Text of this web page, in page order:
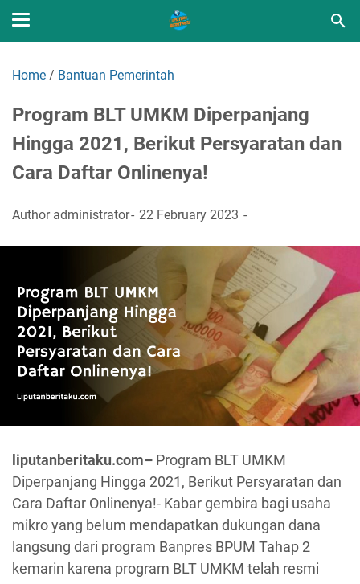
Home / Bantuan Pemerintah
Program BLT UMKM Diperpanjang
Hingga 2021, Berikut Persyaratan dan
Cara Daftar Onlinenya!
Author administrator 22 February 2023
liputanberitaku.com– Program BLT UMKM
Diperpanjang Hingga 2021, Berikut Persyaratan dan
Cara Daftar Onlinenya!- Kabar gembira bagi usaha
mikro yang belum mendapatkan dukungan dana
langsung dari program Banpres BPUM Tahap 2
kemarin karena program BLT UMKM telah resmi